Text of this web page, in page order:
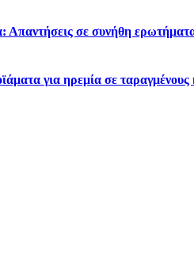
Απαντήσεις σε συνήθη
για ηρεμία σε ταραγμένους